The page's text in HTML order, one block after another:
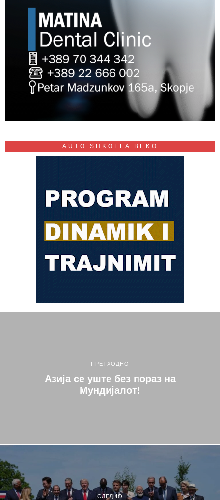
AUTO SHKOLLA BEKO
ПРЕТХОДНО
Азија се уште без пораз на
Мундијалот!
СЛЕДНО